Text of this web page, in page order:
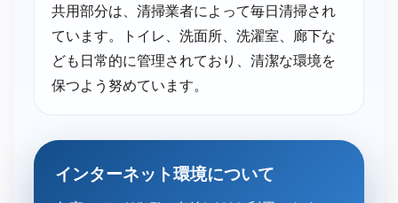
共用部分は、清掃業者によって毎日清掃され
ています。トイレ、洗面所、洗濯室、廊下な
ども日常的に管理されており、清潔な環境を
保つよう努めています。
インターネット環境に​ついて